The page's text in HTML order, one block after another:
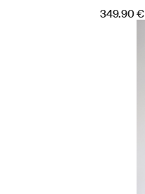
349.90 €